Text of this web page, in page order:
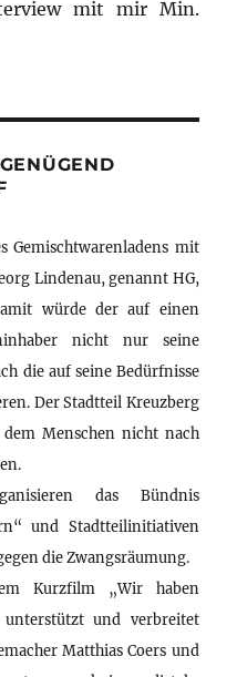
mit mir Min.
Gemischtwarenladens mit
Lindenau, genannt HG,
würde der auf einen
nicht nur seine
die auf seine Bedürfnisse
Der Stadtteil Kreuzberg
Menschen nicht nach
das Bündnis
und Stadtteilinitiativen
die Zwangsräumung.
Kurzfilm „Wir haben
unterstützt und verbreitet
Matthias Coers und